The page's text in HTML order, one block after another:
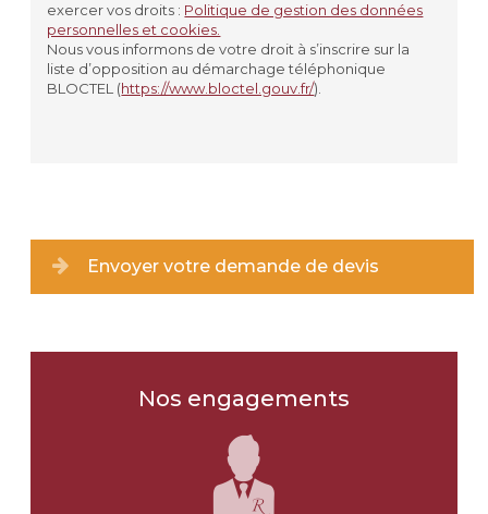
JARDINIÈRE
AUTRE
MARBRE
PIERRE
exercer vos droits : Politique de gestion des données
personnelles et cookies.
Nous vous informons de votre droit à s’inscrire sur la
liste d’opposition au démarchage téléphonique
BLOCTEL (https://www.bloctel.gouv.fr/).
Envoyer votre demande de devis
Nos engagements